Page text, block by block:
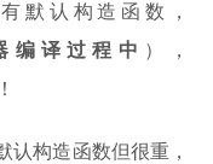
默认构造函数，
编译过程中 ），
认构造函数但很重，